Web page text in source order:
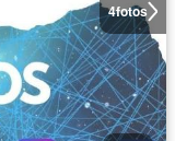
4fotos